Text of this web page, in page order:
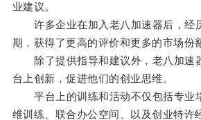
业建议。
许多企业在加入老八加速器后，经
期，获得了更高的评价和更多的市场份
除了提供指导和建议外，老八加速
台上创新，促进他们的创业思维。
平台上的训练和活动不仅包括专业
维训练、联合办公空间、以及创业特许